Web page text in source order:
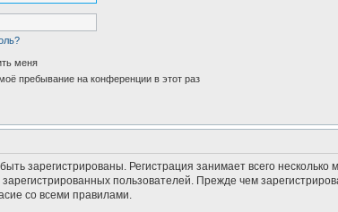
меня
пребывание на конференции в этот раз
зарегистрированы. Регистрация занимает всего
пользователей. Прежде чем
со всеми правилами.